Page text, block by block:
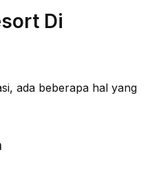
Di
ada beberapa hal yang